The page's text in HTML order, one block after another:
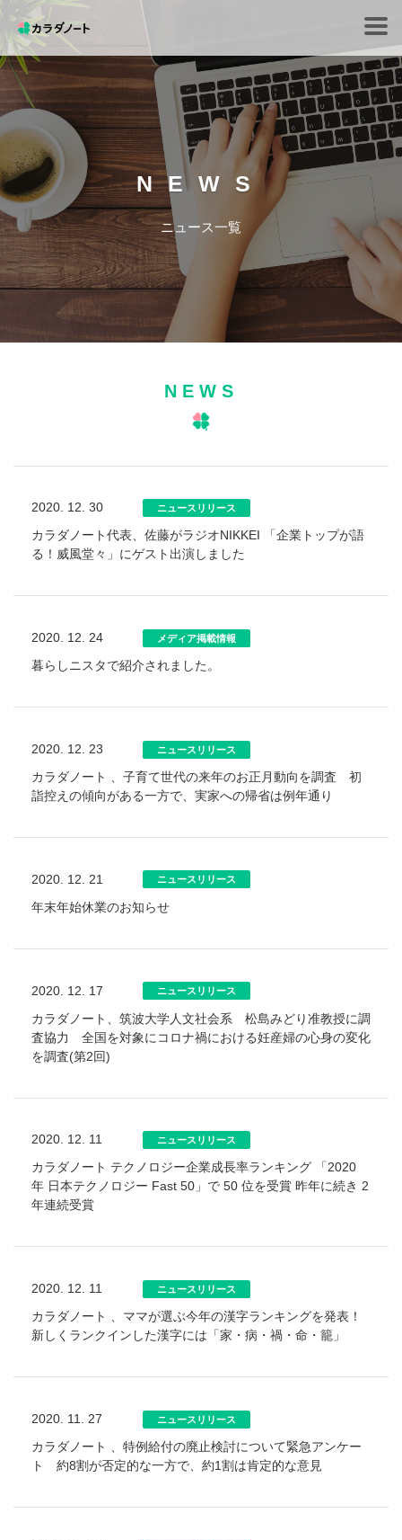
NEWS
ニュース一覧
NEWS
2020. 12. 30 ニュースリリース
カラダノート代表、佐藤がラジオNIKKEI 「企業トップが語
る！威風堂々」にゲスト出演しました
2020. 12. 24 メディア掲載情報
暮らしニスタで紹介されました。
2020. 12. 23 ニュースリリース
カラダノート 、子育て世代の来年のお正月動向を調査 初
詣控えの傾向がある一方で、実家への帰省は例年通り
2020. 12. 21 ニュースリリース
年末年始休業のお知らせ
2020. 12. 17 ニュースリリース
カラダノート、筑波大学人文社会系 松島みどり准教授に調
査協力 全国を対象にコロナ禍における妊産婦の心身の変化
を調査(第2回)
2020. 12. 11 ニュースリリース
カラダノート テクノロジー企業成⻑率ランキング 「2020
年 日本テクノロジー Fast 50」で 50 位を受賞 昨年に続き 2
年連続受賞
2020. 12. 11 ニュースリリース
カラダノート 、ママが選ぶ今年の漢字ランキングを発表！
新しくランクインした漢字には「家・病・禍・命・籠」
2020. 11. 27 ニュースリリース
カラダノート 、特例給付の廃止検討について緊急アンケー
ト 約8割が否定的な一方で、約1割は肯定的な意見